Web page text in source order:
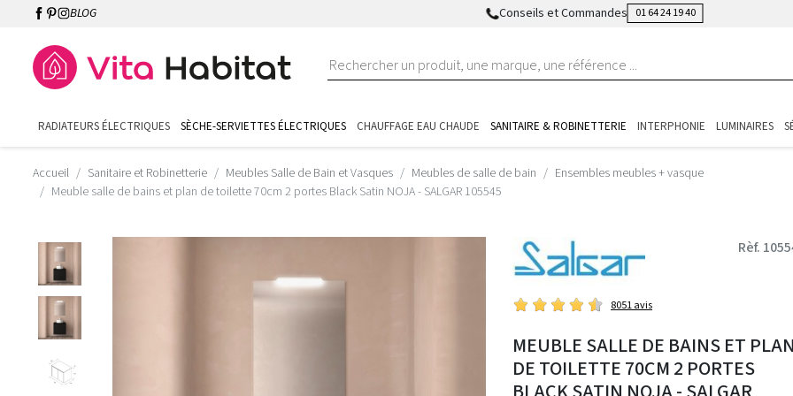
BLOG Conseils et Commandes 01 64 24 19 40
RADIATEURS ÉLECTRIQUES SÈCHE-SERVIETTES ÉLECTRIQUES CHAUFFAGE EAU CHAUDE SANITAIRE & ROBINETTERIE INTERPHONIE LUMINAIRES
Accueil Sanitaire et Robinetterie Meubles Salle de Bain et Vasques Meubles de salle de bain
Ensembles meubles + vasque
Meuble salle de bains et plan de toilette 70cm 2 portes Black Satin NOJA - SALGAR 105545
Rèf.
8051 avis
MEUBLE SALLE DE BAINS ET PLAN
DE TOILETTE 70CM 2 PORTES